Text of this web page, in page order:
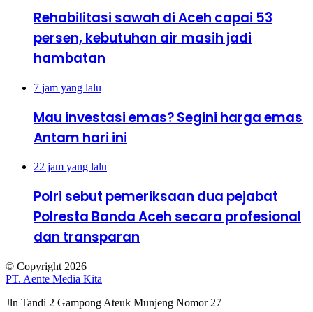
Rehabilitasi sawah di Aceh capai 53
persen, kebutuhan air masih jadi
hambatan
7 jam yang lalu
Mau investasi emas? Segini harga emas
Antam hari ini
22 jam yang lalu
Polri sebut pemeriksaan dua pejabat
Polresta Banda Aceh secara profesional
dan transparan
© Copyright 2026
PT. Aente Media Kita
Jln Tandi 2 Gampong Ateuk Munjeng Nomor 27